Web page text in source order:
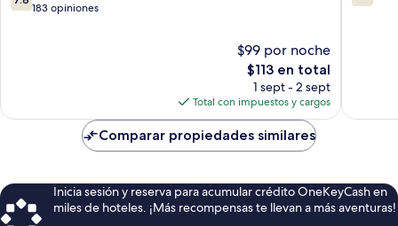
de 183 opiniones
$99 por noche
El
precio
actual
es
de
$113
$113 en total
1 sept - 2 sept
Total con impuestos y cargos
de
Comparar propiedades similares
Inicia sesión y reserva para acumular crédito OneKeyCash en
miles de hoteles. ¡Más recompensas te llevan a más aventuras!